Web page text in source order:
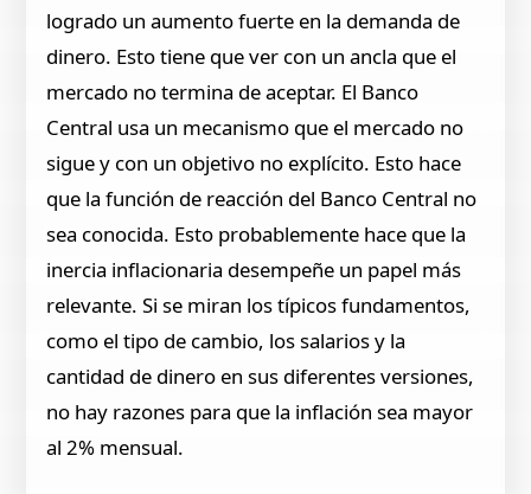
logrado un aumento fuerte en la demanda de
dinero. Esto tiene que ver con un ancla que el
mercado no termina de aceptar. El Banco
Central usa un mecanismo que el mercado no
sigue y con un objetivo no explícito. Esto hace
que la función de reacción del Banco Central no
sea conocida. Esto probablemente hace que la
inercia inflacionaria desempeñe un papel más
relevante. Si se miran los típicos fundamentos,
como el tipo de cambio, los salarios y la
cantidad de dinero en sus diferentes versiones,
no hay razones para que la inflación sea mayor
al 2% mensual.